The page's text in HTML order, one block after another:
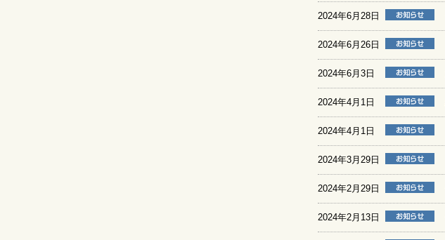
2024年6月28日
2024年6月26日
2024年6月3日
2024年4月1日
2024年4月1日
2024年3月29日
2024年2月29日
2024年2月13日